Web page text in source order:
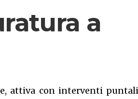
a
attiva con interventi